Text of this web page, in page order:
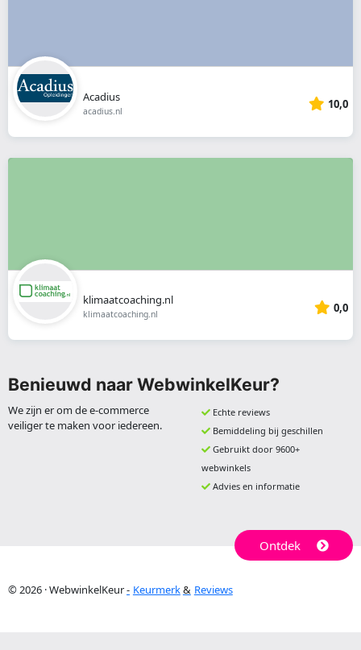
Acadius
acadius.nl 10,0
klimaatcoaching.nl
klimaatcoaching.nl 0,0
Benieuwd naar WebwinkelKeur?
We zijn er om de e-commerce
veiliger te maken voor iedereen.
Echte reviews
Bemiddeling bij geschillen
Gebruikt door 9600+
webwinkels
Advies en informatie
Ontdek
© 2026 · WebwinkelKeur Keurmerk Reviews